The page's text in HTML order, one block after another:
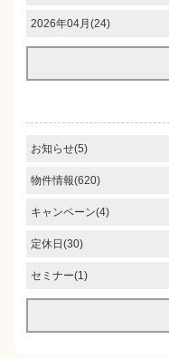
2026年04月(24)
お知らせ(5)
物件情報(620)
キャンペーン(4)
定休日(30)
セミナー(1)